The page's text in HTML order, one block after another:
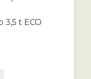
3,5 t ECO